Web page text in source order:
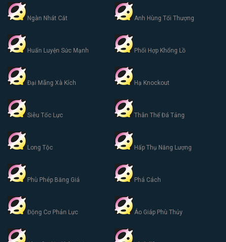
Ngàn Nhát Cắt Anh Hùng Tối Thượng
Huấn Luyện Sức Mạnh Phối Hợp Khổng Lồ
Đại Mãng Xà Kích Hạ Knockout
Siêu Tốc Lực Thân Thể Đá Tảng
Long Tộc Hấp Thụ Năng Lượng
Phù Phép Băng Giá Phá Cách
Động Cơ Phản Lực Áo Giáp Phù Thủy